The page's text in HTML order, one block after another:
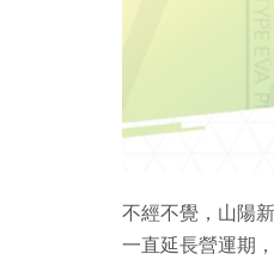
不經不覺，山陽
一直延長營運期